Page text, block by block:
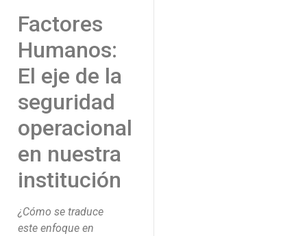
Factores
Humanos:
El eje de la
seguridad
operacional
en nuestra
institución
¿Cómo se traduce
este enfoque en